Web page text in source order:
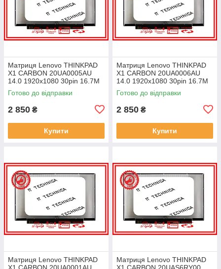
Матриця Lenovo THINKPAD
X1 CARBON 20UA0005AU
14.0 1920x1080 30pin 16.7M
45% NTSC 300 cd/m² для
ноутбука
Готово до відправки
2 850 ₴
Купити
Матриця Lenovo THINKPAD
X1 CARBON 20UA0006AU
14.0 1920x1080 30pin 16.7M
45% NTSC 300 cd/m² для
ноутбука
Готово до відправки
2 850 ₴
Купити
Матриця Lenovo THINKPAD
Матриця Lenovo THINKPAD